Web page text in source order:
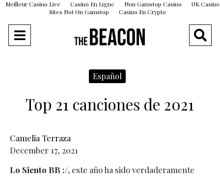
Meilleur Casino Live Casino En Ligne Non Gamstop Casino
UK Casino
Sites Not On Gamstop
Casino En Crypto
Español
Top 21 canciones de 2021
Camelia Terraza
December 17, 2021
Lo Siento BB :/, este año ha sido verdaderamente